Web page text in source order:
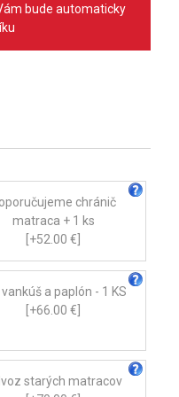
bude automaticky
chránič
matraca + 1 ks
[+52.00 €]
a paplón - 1 KS
[+66.00 €]
starých matracov